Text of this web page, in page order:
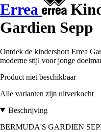
Errea
Gardien Sepp
Ontdek de kindershort Errea
moderne stijl voor jonge
Product niet beschikbaar
Alle varianten zijn uitverkocht
Beschrijving
BERMUDA'S GARDIEN